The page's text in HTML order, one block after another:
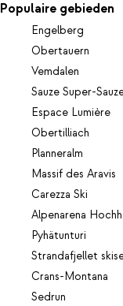
Populaire gebieden
Engelberg
Obertauern
Vemdalen
Sauze Super-
Espace Lumière
Obertilliach
Planneralm
Massif des Aravis
Carezza Ski
Alpenarena
Pyhätunturi
Strandafjellet
Crans-Montana
Sedrun